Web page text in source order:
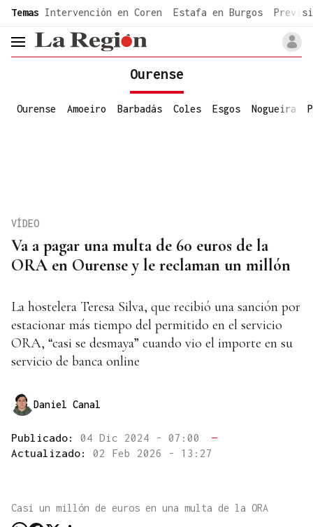
common.go-to-content
Temas Intervención en Coren Estafa en Burgos
header.menu.open
Ourense
Ourense Amoeiro Barbadás Coles Esgos Nogueira
Va a pagar una multa de 60 euros de la
ORA en Ourense y le reclaman un millón
VÍDEO
La hostelera Teresa Silva, que recibió una sanción por
estacionar más tiempo del permitido en el servicio
ORA, “casi se desmaya” cuando vio el importe en su
servicio de banca online
Daniel Canal
Publicado: 04 Dic 2024 - 07:00
—
Actualizado: 02 Feb 2026 - 13:27
Casi un millón de euros en una multa de la ORA